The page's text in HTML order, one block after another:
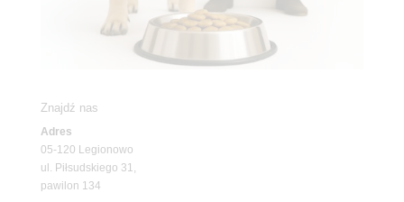
Znajdź nas
Adres
05-120 Legionowo
ul. Piłsudskiego 31,
pawilon 134